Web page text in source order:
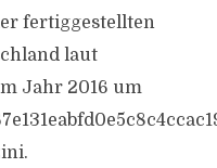
fertiggestellten
laut
Jahr 2016 um